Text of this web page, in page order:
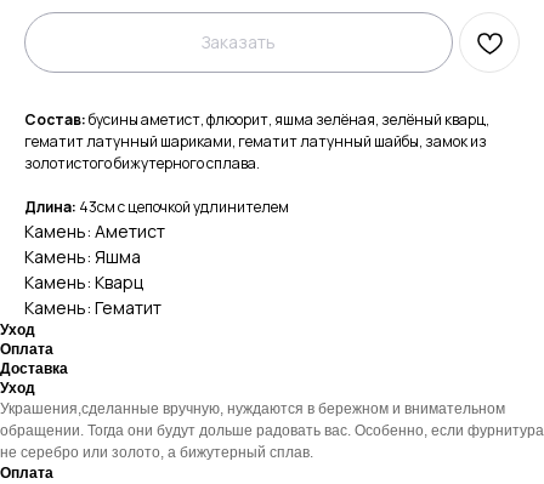
Заказать
Состав:бусины аметист, флюорит, яшма зелёная, зелёный кварц,
гематит латунный шариками, гематит латунный шайбы, замок из
золотистого бижутерного сплава.
Длина: 43см с цепочкой удлинителем
Камень: Аметист
Камень: Яшма
Камень: Кварц
Камень: Гематит
Уход
Оплата
Доставка
Уход
Украшения,сделанные вручную, нуждаются в бережном и внимательном
обращении. Тогда они будут дольше радовать вас. Особенно, если фурнитура
не серебро или золото, а бижутерный сплав.
Оплата